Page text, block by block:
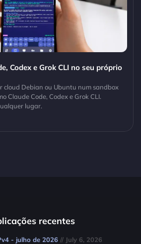
Codex e Grok CLI no seu próprio
cloud Debian ou Ubuntu num sandbox
Claude Code, Codex e Grok CLI.
lugar.
recentes
- julho de 2026 // July 6, 2026